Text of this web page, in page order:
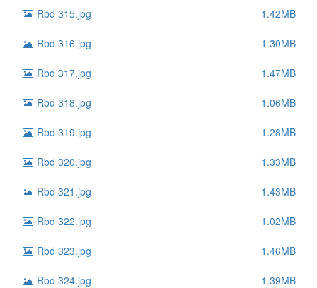
Rbd 315.jpg 1.42MB
Rbd 316.jpg 1.30MB
Rbd 317.jpg 1.47MB
Rbd 318.jpg 1.06MB
Rbd 319.jpg 1.28MB
Rbd 320.jpg 1.33MB
Rbd 321.jpg 1.43MB
Rbd 322.jpg 1.02MB
Rbd 323.jpg 1.46MB
Rbd 324.jpg 1.39MB